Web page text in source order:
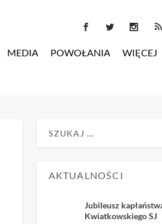
MEDIA POWOŁANIA WIĘCEJ
AKTUALNOŚCI
Jubileusz
Kwiatkowskiego SJ